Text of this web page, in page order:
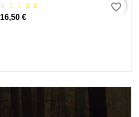
16,50 €
favorite_border